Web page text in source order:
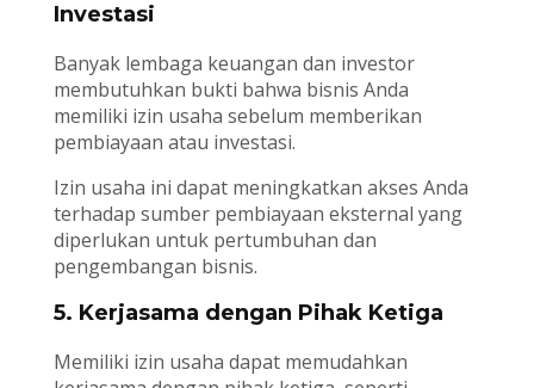
Investasi
Banyak lembaga keuangan dan investor
membutuhkan bukti bahwa bisnis Anda
memiliki izin usaha sebelum memberikan
pembiayaan atau investasi.
Izin usaha ini dapat meningkatkan akses Anda
terhadap sumber pembiayaan eksternal yang
diperlukan untuk pertumbuhan dan
pengembangan bisnis.
5. Kerjasama dengan Pihak Ketiga
Memiliki izin usaha dapat memudahkan